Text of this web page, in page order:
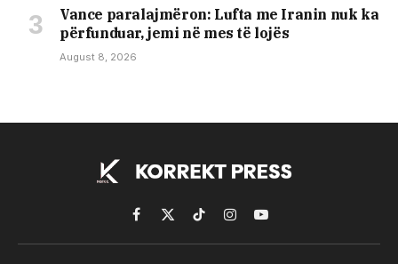
Vance paralajmëron: Lufta me Iranin nuk ka
përfunduar, jemi në mes të lojës
August 8, 2026
Facebook
X
(Twitter)
TikTokInstagramYouTube